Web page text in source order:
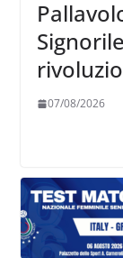
chiare
07/08/2026